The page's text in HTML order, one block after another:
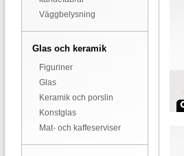
Väggbelysning
Glas och keramik
Figuriner
Glas
Keramik och porslin
Konstglas
Mat- och kaffeserviser